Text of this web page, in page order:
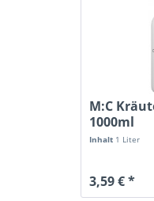
M:C
1000ml
poröses/
Inhalt 1 Liter
3,59 € *